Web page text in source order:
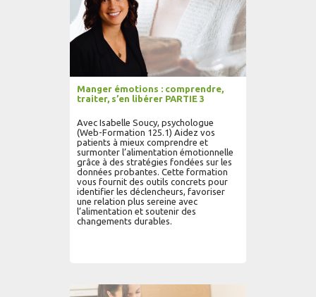
Manger émotions : comprendre,
traiter, s’en libérer PARTIE 3
Avec Isabelle Soucy, psychologue
(Web-Formation 125.1) Aidez vos
patients à mieux comprendre et
surmonter l’alimentation émotionnelle
grâce à des stratégies fondées sur les
données probantes. Cette formation
vous fournit des outils concrets pour
identifier les déclencheurs, favoriser
une relation plus sereine avec
l’alimentation et soutenir des
changements durables.
AJOUTER AU PANIER LIRE PLUS...